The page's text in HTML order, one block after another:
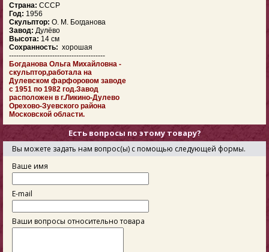
Страна: СССР
Год: 1956
Скульптор: О. М. Богданова
Завод: Дулёво
Высота: 14 см
Сохранность: хорошая
----------------------------------------
Богданова Ольга Михайловна -
скульптор,работала на
Дулевском фарфоровом заводе
с 1951 по 1982 год.Завод
расположен в г.Ликино-Дулево
Орехово-Зуевского района
Московской области.
Есть вопросы по этому товару?
Вы можете задать нам вопрос(ы) с помощью следующей формы.
Ваше имя
E-mail
Ваши вопросы относительно товара